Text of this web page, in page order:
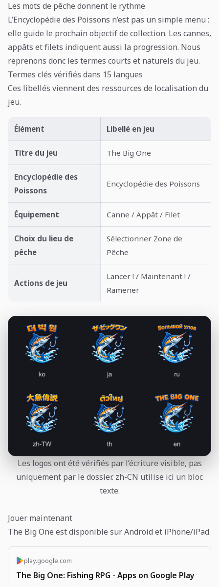
Les mots de pêche donnent le rythme
L’Encyclopédie des Poissons n’est pas un simple menu :
elle guide le prochain objectif de collection. Les cannes,
appâts et filets indiquent aussi la progression. Nous
reprenons donc les termes courts et naturels du jeu.
Termes clés vérifiés dans 15 langues
Ces libellés viennent des ressources de localisation du
jeu.
Élément Libellé en jeu
Titre du jeu The Big One
Encyclopédie des
Poissons
Encyclopédie des Poissons
Équipement Canne / Appât / Filet
Choix du lieu de
pêche
Sélectionner Zone de
Pêche
Actions de jeu
Lancer ! / Maintenant ! /
Ramener
Les logos ont été vérifiés par l’écriture visible, pas
uniquement par le dossier. zh-CN utilise ici un bloc
texte.
Jouer maintenant
The Big One est disponible sur Android et iPhone/iPad.
play.google.com
The Big One: Fishing RPG - Apps on Google Play